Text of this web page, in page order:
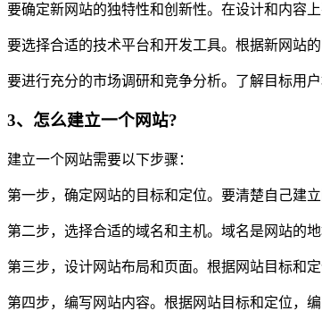
要确定新网站的独特性和创新性。在设计和内容
要选择合适的技术平台和开发工具。根据新网站
要进行充分的市场调研和竞争分析。了解目标用
3、怎么建立一个网站?
建立一个网站需要以下步骤：
第一步，确定网站的目标和定位。要清楚自己建
第二步，选择合适的域名和主机。域名是网站的
第三步，设计网站布局和页面。根据网站目标和
第四步，编写网站内容。根据网站目标和定位，